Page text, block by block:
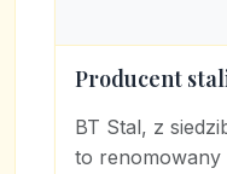
Producent
BT Stal, z
to